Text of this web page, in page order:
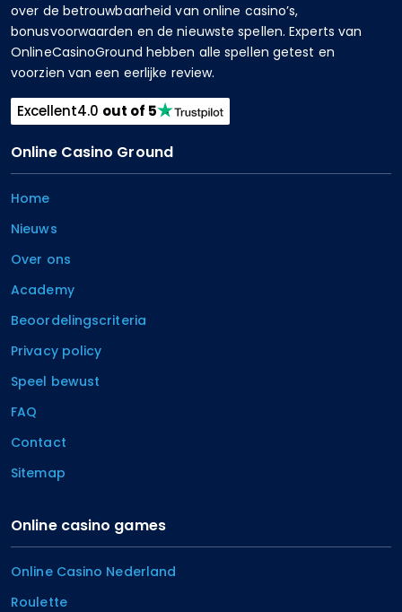
over de betrouwbaarheid van online casino’s,
bonusvoorwaarden en de nieuwste spellen. Experts van
OnlineCasinoGround hebben alle spellen getest en
voorzien van een eerlijke review.
Excellent4.0 out of 5
Online Casino Ground
Home
Nieuws
Over ons
Academy
Beoordelingscriteria
Privacy policy
Speel bewust
FAQ
Contact
Sitemap
Online casino games
Online Casino Nederland
Roulette